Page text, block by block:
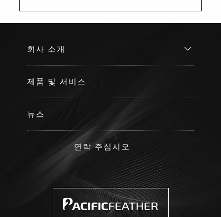
회사 소개
제품 및 서비스
뉴스
연락 주십시오